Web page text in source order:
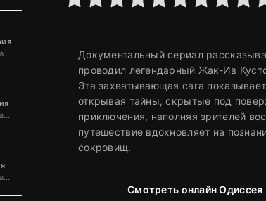
HDRezka Studio
HDRezka Studio
HDRezka Studio
Документальный сериал
проводил легендарный Жак-Ив
Эта захватывающая сага
открывая тайны, скрытые под
приключения, наполняя зрителей
путешествие вдохновляет на
сокровищ.
Смотреть онлайн Одиссея